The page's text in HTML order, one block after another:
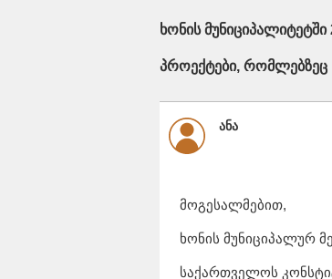
ხონის
პროექტები, რომლებზეც
ანა
მოგესალმებით,
ხონის მუნიციპალურ
საქართველოს